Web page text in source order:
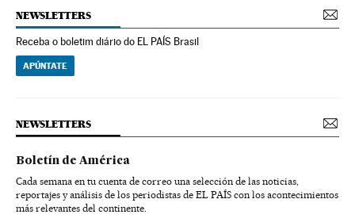
NEWSLETTERS
Receba o boletim diário do EL PAÍS Brasil
APÚNTATE
NEWSLETTERS
Boletín de América
Cada semana en tu cuenta de correo una selección de las noticias,
reportajes y análisis de los periodistas de EL PAÍS con los acontecimientos
más relevantes del continente.